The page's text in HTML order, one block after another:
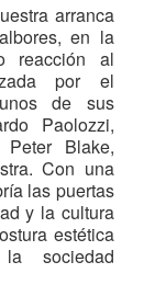
arranca
en la
reacción al
por el
de sus
Paolozzi,
Blake,
Con una
las puertas
y la cultura
estética
sociedad